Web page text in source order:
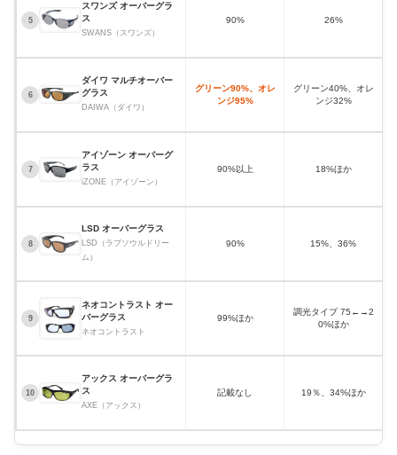
5
スワンズ オーバーグラ
ス
SWANS（スワンズ）
90% 26%
6
ダイワ マルチオーバー
グラス
DAIWA（ダイワ）
グリーン90%、オレ
ンジ95%
グリーン40%、オレ
ンジ32%
7
アイゾーン オーバーグ
ラス
iZONE（アイゾーン）
90%以上 18%ほか
8
LSD オーバーグラス
LSD（ラブソウルドリー
ム）
90% 15%、36%
9
ネオコントラスト オー
バーグラス
ネオコントラスト
99%ほか
調光タイプ 75←→2
0%ほか
10
アックス オーバーグラ
ス
AXE（アックス）
記載なし 19％、34%ほか